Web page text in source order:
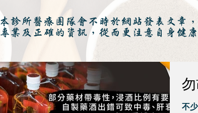
本診所醫療團隊會不時於網站發表文章
專業及正確的資訊，從而更注意自身健康
不